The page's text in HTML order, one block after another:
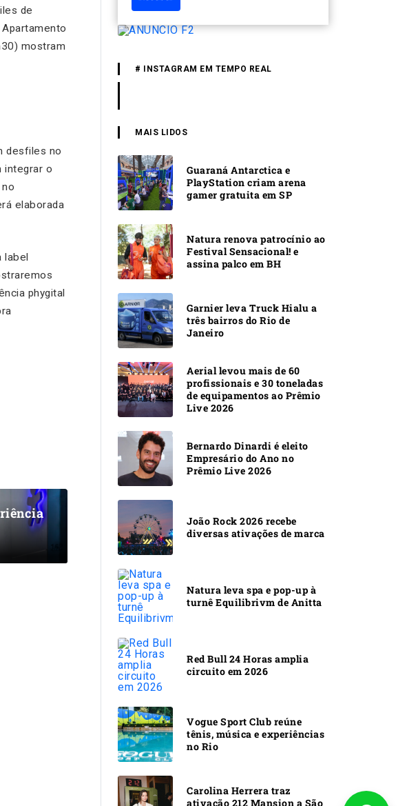
de
mostram
desfiles no
integrar o
elaborada
label
phygital
# INSTAGRAM EM TEMPO REAL
MAIS LIDOS
Guaraná Antarctica e
PlayStation criam arena
gamer gratuita em SP
Natura renova patrocínio ao
Festival Sensacional! e
assina palco em BH
Garnier leva Truck Hialu a
três bairros do Rio de
Janeiro
Aerial levou mais de 60
profissionais e 30 toneladas
de equipamentos ao Prêmio
Live 2026
Bernardo Dinardi é eleito
Empresário do Ano no
Prêmio Live 2026
João Rock 2026 recebe
diversas ativações de marca
Natura leva spa e pop-up à
turnê Equilibrivm de Anitta
Red Bull 24 Horas amplia
circuito em 2026
Vogue Sport Club reúne
tênis, música e experiências
no Rio
Carolina Herrera traz
ativação 212 Mansion a São